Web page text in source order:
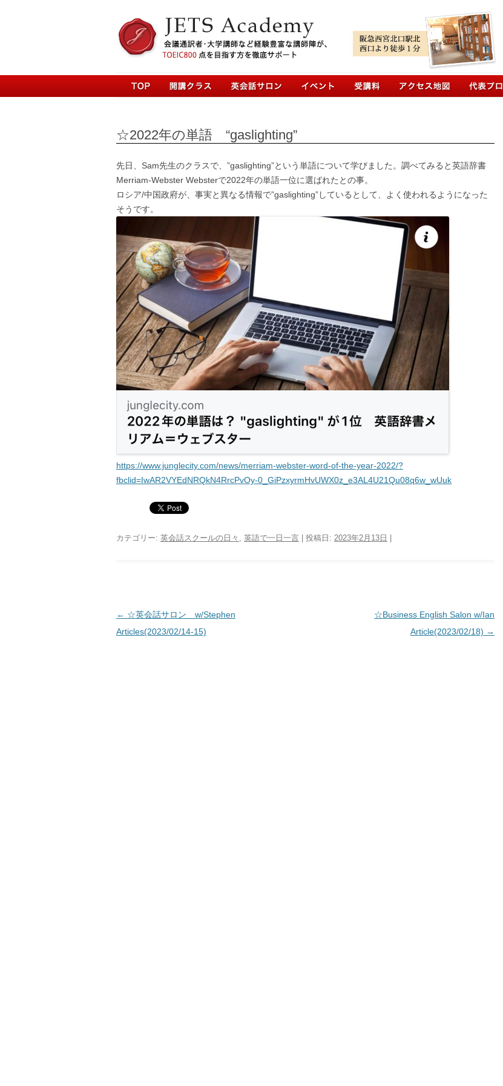
コンテンツへ移動
☆2022年の単語 “gaslighting”
先日、Sam先生のクラスで、”gaslighting”という単語について学びました。調べてみると英語辞書
Merriam-Webster Websterで2022年の単語一位に選ばれたとの事。
ロシア/中国政府が、事実と異なる情報で”gaslighting”しているとして、よく使われるようになった
そうです。
https://www.junglecity.com/news/merriam-webster-word-of-the-year-2022/?
fbclid=IwAR2VYEdNRQkN4RrcPvOy-0_GiPzxyrmHvUWX0z_e3AL4U21Qu08q6w_wUuk
カテゴリー: 英会話スクールの日々 , 英語で一日一言 | 投稿日: 2023年2月13日
投稿ナビゲーション
← ☆英会話サロン w/Stephen
Articles(2023/02/14-15)
☆Business English Salon w/Ian
Article(2023/02/18) →